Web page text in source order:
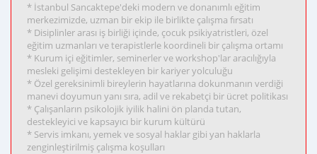
* İstanbul Sancaktepe'deki modern ve donanımlı eğitim
merkezimizde, uzman bir ekip ile birlikte çalışma fırsatı
* Disiplinler arası iş birliği içinde, çocuk psikiyatristleri, özel
eğitim uzmanları ve terapistlerle koordineli bir çalışma ortamı
* Kurum içi eğitimler, seminerler ve workshop'lar aracılığıyla
mesleki gelişimi destekleyen bir kariyer yolculuğu
* Özel gereksinimli bireylerin hayatlarına dokunmanın verdiği
manevi doyumun yanı sıra, adil ve rekabetçi bir ücret politikası
* Çalışanların psikolojik iyilik halini ön planda tutan,
destekleyici ve kapsayıcı bir kurum kültürü
* Servis imkanı, yemek ve sosyal haklar gibi yan haklarla
zenginleştirilmiş çalışma koşulları